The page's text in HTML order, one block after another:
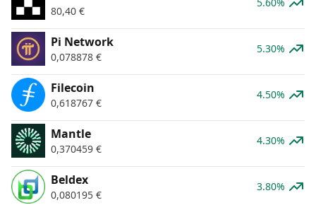
80,40 €
5.60%
Pi Network
0,078878 €
5.30%
Filecoin
0,618767 €
4.50%
Mantle
0,370459 €
4.30%
Beldex
0,080195 €
3.80%